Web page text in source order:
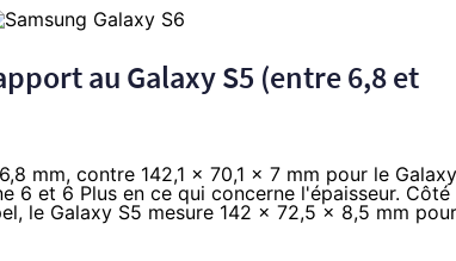
au Galaxy S5 (entre 6,8 et
mm, contre 142,1 x 70,1 x 7 mm pour le Galaxy
6 et 6 Plus en ce qui concerne l'épaisseur. Côté
le Galaxy S5 mesure 142 x 72,5 x 8,5 mm pour